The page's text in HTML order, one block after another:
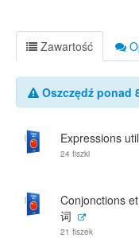
Zawartość
Oszczędź ponad
Expressions
24 fiszki
Conjonctions
词
21 fiszek